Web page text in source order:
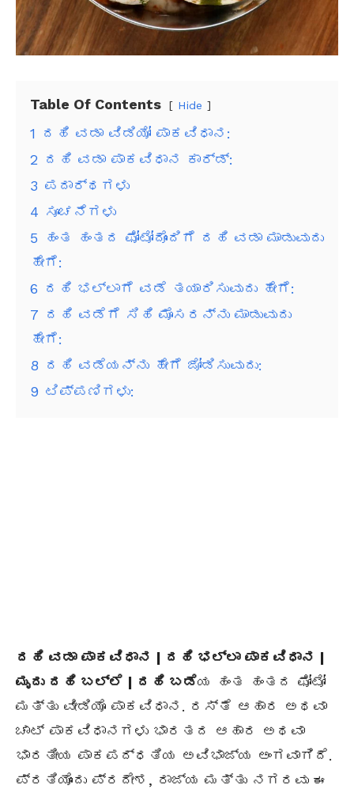
Table Of Contents Hide
1 ದಹಿ ವಡಾ ವಿಡಿಯೋ ಪಾಕವಿಧಾನ:
2 ದಹಿ ವಡಾ ಪಾಕವಿಧಾನ ಕಾರ್ಡ್:
3 ಪದಾರ್ಥಗಳು
4 ಸೂಚನೆಗಳು
5
ಹಂತ ಹಂತದ ಫೋಟೋದೊಂದಿಗೆ ದಹಿ ವಡಾ ಮಾಡುವುದು
ಹೇಗೆ:
6 ದಹಿ ಭಲ್ಲಾಗೆ ವಡೆ ತಯಾರಿಸುವುದು ಹೇಗೆ:
7 ದಹಿ ವಡೆಗೆ ಸಿಹಿ ಮೊಸರನ್ನು ಮಾಡುವುದು
ಹೇಗೆ:
8 ದಹಿ ವಡೆಯನ್ನು ಹೇಗೆ ಜೋಡಿಸುವುದು:
9 ಟಿಪ್ಪಣಿಗಳು:
ದಹಿ ವಡಾ ಪಾಕವಿಧಾನ | ದಹಿ ಭಲ್ಲಾ ಪಾಕವಿಧಾನ |
ಮೃದು ದಹಿ ಬಲ್ಲೆ | ದಹಿ ಬಡೆಯ ಹಂತ ಹಂತದ ಫೋಟೋ
ಮತ್ತು ವೀಡಿಯೊ ಪಾಕವಿಧಾನ. ರಸ್ತೆ ಆಹಾರ ಅಥವಾ
ಚಾಟ್ ಪಾಕವಿಧಾನಗಳು ಭಾರತದ ಆಹಾರ ಅಥವಾ
ಭಾರತೀಯ ಪಾಕಪದ್ಧತಿಯ ಅವಿಭಾಜ್ಯ ಅಂಗವಾಗಿದೆ.
ಪ್ರತಿಯೊಂದು ಪ್ರದೇಶ, ರಾಜ್ಯ ಮತ್ತು ನಗರವು ಈ